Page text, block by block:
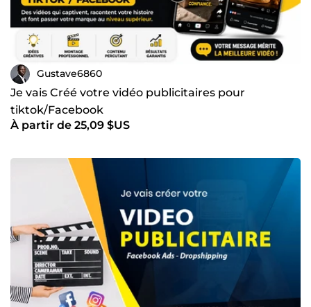
Gustave6860
Je vais Créé votre vidéo publicitaires pour
tiktok/Facebook
À partir de 25,09 $US